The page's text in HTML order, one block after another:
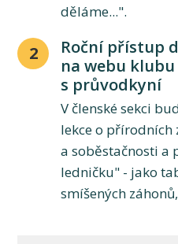
děláme...".
2
Roční přístup
na webu
s průvodkyní
V členské sekci
lekce o přírodních
a soběstačnosti a
ledničku" - jako
smíšených